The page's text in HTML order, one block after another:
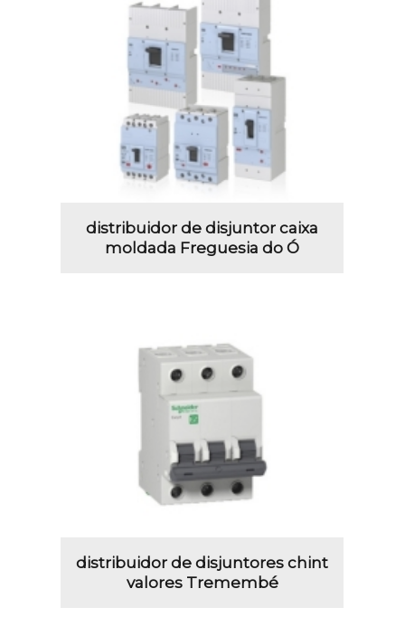
distribuidor de disjuntor caixa
moldada Freguesia do Ó
distribuidor de disjuntores chint
valores Tremembé